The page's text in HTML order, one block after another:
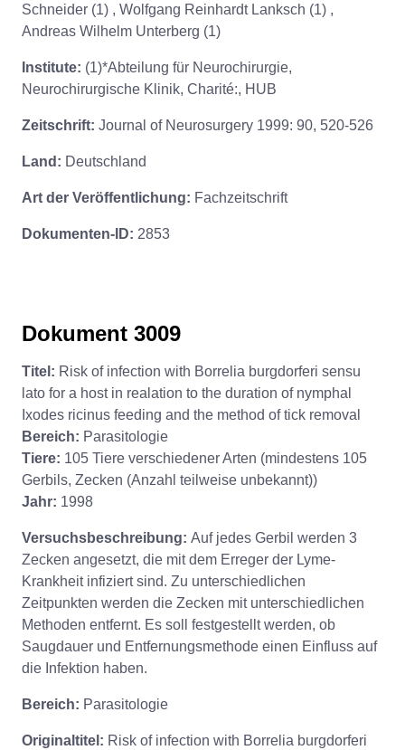
Schneider (1) , Wolfgang Reinhardt Lanksch (1) ,
Andreas Wilhelm Unterberg (1)
Institute: (1)*Abteilung für Neurochirurgie,
Neurochirurgische Klinik, Charité:, HUB
Zeitschrift: Journal of Neurosurgery 1999: 90, 520-526
Land: Deutschland
Art der Veröffentlichung: Fachzeitschrift
Dokumenten-ID: 2853
Dokument 3009
Titel: Risk of infection with Borrelia burgdorferi sensu
lato for a host in realation to the duration of nymphal
Ixodes ricinus feeding and the method of tick removal
Bereich: Parasitologie
Tiere: 105 Tiere verschiedener Arten (mindestens 105
Gerbils, Zecken (Anzahl teilweise unbekannt))
Jahr: 1998
Versuchsbeschreibung: Auf jedes Gerbil werden 3
Zecken angesetzt, die mit dem Erreger der Lyme-
Krankheit infiziert sind. Zu unterschiedlichen
Zeitpunkten werden die Zecken mit unterschiedlichen
Methoden entfernt. Es soll festgestellt werden, ob
Saugdauer und Entfernungsmethode einen Einfluss auf
die Infektion haben.
Bereich: Parasitologie
Originaltitel: Risk of infection with Borrelia burgdorferi